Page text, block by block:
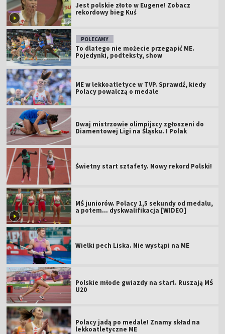
Jest polskie złoto w Eugene! Zobacz
rekordowy bieg Kuś
POLECAMY
To dlatego nie możecie przegapić ME.
Pojedynki, podteksty, show
ME w lekkoatletyce w TVP. Sprawdź, kiedy
Polacy powalczą o medale
Dwaj mistrzowie olimpijscy zgłoszeni do
Diamentowej Ligi na Śląsku. I Polak
Świetny start sztafety. Nowy rekord Polski!
MŚ juniorów. Polacy 1,5 sekundy od medalu,
a potem... dyskwalifikacja [WIDEO]
Wielki pech Liska. Nie wystąpi na ME
Polskie młode gwiazdy na start. Ruszają MŚ
U20
Polacy jadą po medale! Znamy skład na
lekkoatletyczne ME